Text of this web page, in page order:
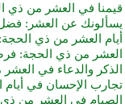
قيمنا في العشر من ذي
يسألونك عن العشر: فضل
أيام العشر من ذي
العشر من ذي الحجة:
الذكر والدعاء في
تجارب الإحسان في
الصيام في العشر من ذي